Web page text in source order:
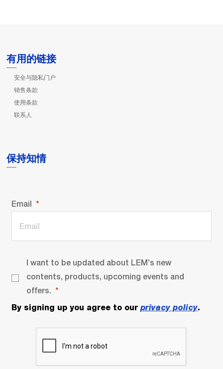
有用的链接
安全与隐私门户
销售条款
使用条款
联系人
保持知情
Email
I want to be updated about LEM’s new
contents, products, upcoming events and
offers.
By signing up you agree to our privacy policy.